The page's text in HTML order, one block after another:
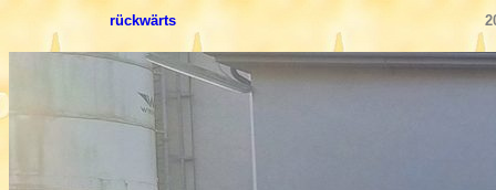
rückwärts